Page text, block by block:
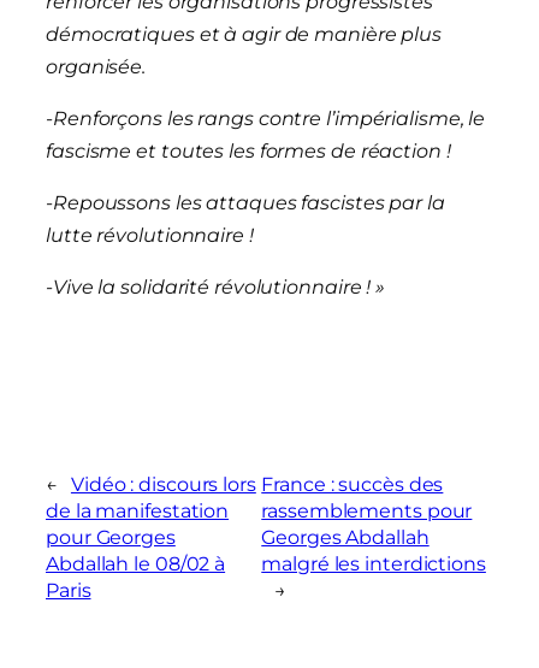
démocratiques et à agir de manière plus
organisée.
-Renforçons les rangs contre l’impérialisme, le
fascisme et toutes les formes de réaction !
-Repoussons les attaques fascistes par la
lutte révolutionnaire !
-Vive la solidarité révolutionnaire ! »
←
Vidéo : discours lors
de la manifestation
pour Georges
Abdallah le 08/02 à
Paris
France : succès des
rassemblements pour
Georges Abdallah
malgré les interdictions
→